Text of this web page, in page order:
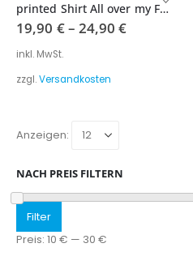
weist
mehrere
Varianten
Die
auf
gewählt
werden
printed Shirt All over my Face
19,90 €– 24,90€
inkl. MwSt.
zzgl.Versandkosten
Anzeigen:
NACH PREIS FILTERN
Min.
Preis
Max.
Preis
Filter
Preis: 10 € — 30 €